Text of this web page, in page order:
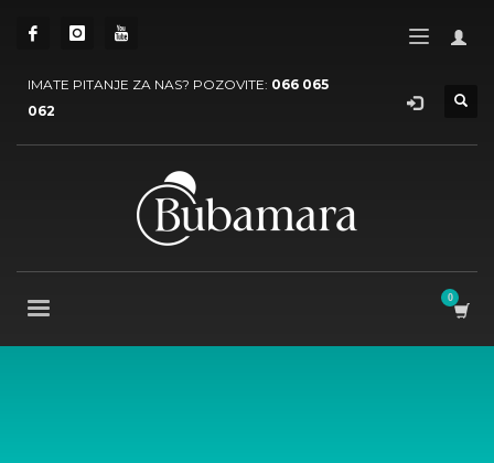
IMATE PITANJE ZA NAS? POZOVITE: 066 065
062